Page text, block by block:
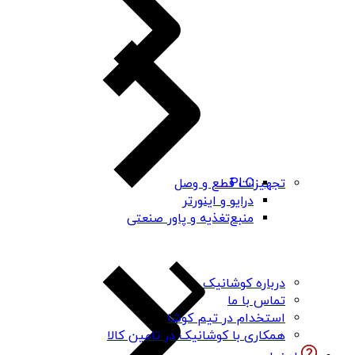
PLC
درایو و اینورتر
منبع‌تغذیه و پاور صنعتی
تجهیزات قطع و وصل
درباره کوشانیک
تماس با ما
استخدام در تیم کوشا
همکاری با کوشانیک در تامین کالا